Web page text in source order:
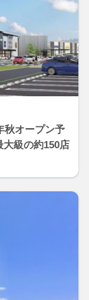
秋オープン予
級の約150店